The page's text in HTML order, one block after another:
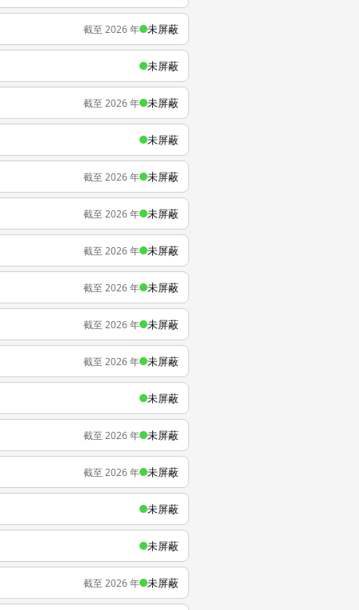
截至 2026 年 未屏蔽
未屏蔽
截至 2026 年 未屏蔽
未屏蔽
截至 2026 年 未屏蔽
截至 2026 年 未屏蔽
截至 2026 年 未屏蔽
截至 2026 年 未屏蔽
截至 2026 年 未屏蔽
截至 2026 年 未屏蔽
未屏蔽
截至 2026 年 未屏蔽
截至 2026 年 未屏蔽
未屏蔽
未屏蔽
截至 2026 年 未屏蔽